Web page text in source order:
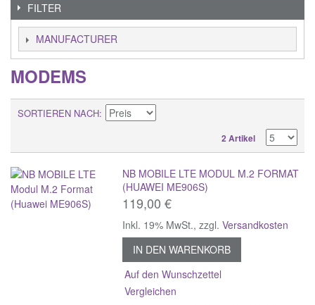
FILTER
MANUFACTURER
MODEMS
SORTIEREN NACH
2 Artikel
NB MOBILE LTE MODUL M.2 FORMAT
(HUAWEI ME906S)
119,00 €
Inkl. 19% MwSt.,zzgl.Versandkosten
IN DEN WARENKORB
Auf den Wunschzettel
Vergleichen